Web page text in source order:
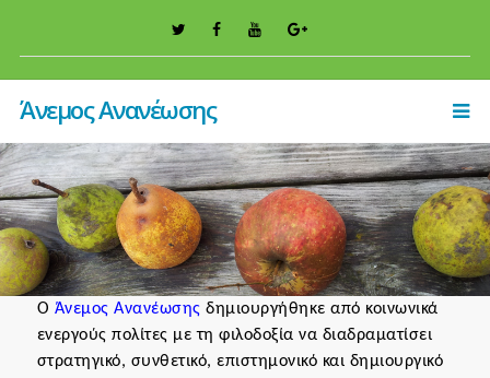
Άνεμος Ανανέωσης
Ο Άνεμος Ανανέωσης δημιουργήθηκε από κοινωνικά
ενεργούς πολίτες με τη φιλοδοξία να διαδραματίσει
στρατηγικό, συνθετικό, επιστημονικό και δημιουργικό